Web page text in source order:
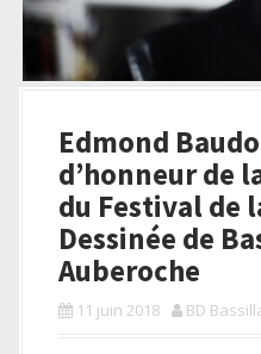
Edmond
d’honneur de
du Festival de
Dessinée de
Auberoche
11 juin 2018 BD